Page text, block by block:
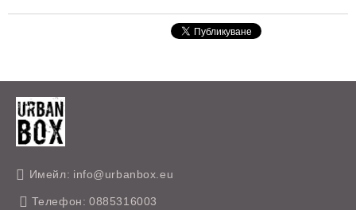
Имейл: info@urbanbox.eu
Телефон: 0885316003